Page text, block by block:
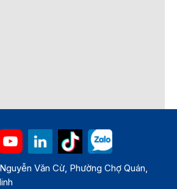
Văn Cừ, Phường Chợ Quán,